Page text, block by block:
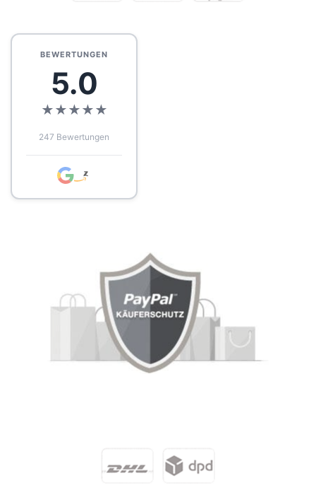
BEWERTUNGEN
5.0
★★★★★
247 Bewertungen